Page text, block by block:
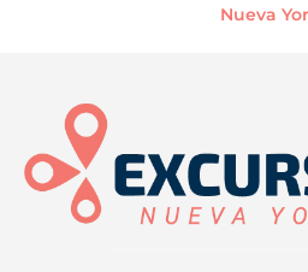
Nueva